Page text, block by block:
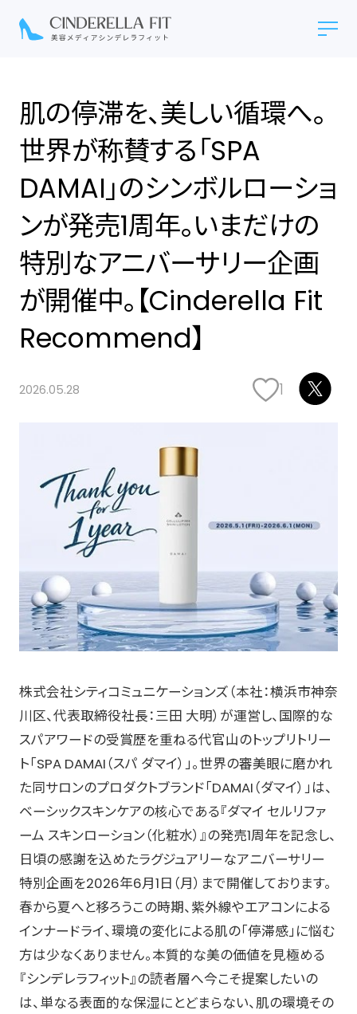
肌の停滞を、美しい循環へ。
世界が称賛する「SPA
DAMAI」のシンボルローショ
ンが発売1周年。いまだけの
特別なアニバーサリー企画
が開催中。【Cinderella Fit
Recommend】
2026.05.28 1
株式会社シティコミュニケーションズ（本社：横浜市神奈
川区、代表取締役社長：三田 大明）が運営し、国際的な
スパアワードの受賞歴を重ねる代官山のトップリトリー
ト「SPA DAMAI（スパ ダマイ）」。世界の審美眼に磨かれ
た同サロンのプロダクトブランド「DAMAI（ダマイ）」は、
ベーシックスキンケアの核心である『ダマイ セルリファ
ーム スキンローション（化粧水）』の発売1周年を記念し、
日頃の感謝を込めたラグジュアリーなアニバーサリー
特別企画を2026年6月1日（月）まで開催しております。
春から夏へと移ろうこの時期、紫外線やエアコンによる
インナードライ、環境の変化による肌の「停滞感」に悩む
方は少なくありません。本質的な美の価値を見極める
『シンデレラフィット』の読者層へ今こそ提案したいの
は、単なる表面的な保湿にとどまらない、肌の環境その